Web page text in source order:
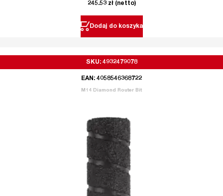
245.53 zł(netto)
Dodaj do koszyka
SKU: 4932479078
EAN: 4058546368722
M14 Diamond Router Bit